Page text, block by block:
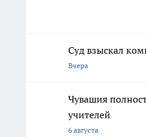
Суд взыскал
Вчера
Чувашия
учителей
6 августа